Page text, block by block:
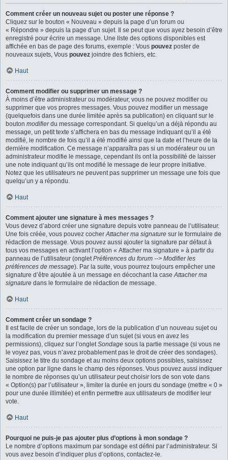
Comment créer un nouveau sujet ou poster une réponse ?
Cliquez sur le bouton « Nouveau » depuis la page d’un forum ou
« Répondre » depuis la page d’un sujet. Il se peut que vous ayez besoin d’être
enregistré pour écrire un message. Une liste des options disponibles est
affichée en bas de page des forums, exemple : Vous pouvez poster de
nouveaux sujets, Vous pouvez joindre des fichiers, etc.
Haut
Comment modifier ou supprimer un message ?
À moins d’être administrateur ou modérateur, vous ne pouvez modifier ou
supprimer que vos propres messages. Vous pouvez modifier un message
(quelquefois dans une durée limitée après sa publication) en cliquant sur le
bouton modifierdu message correspondant. Si quelqu’un a déjà répondu au
message, un petit texte s’affichera en bas du message indiquant qu’il a été
modifié, le nombre de fois qu’il a été modifié ainsi que la date et l’heure de la
dernière modification. Ce message n’apparaîtra pas si un modérateur ou un
administrateur modifie le message, cependant ils ont la possibilité de laisser
une note indiquant qu’ils ont modifié le message de leur propre initiative.
Notez que les utilisateurs ne peuvent pas supprimer un message une fois que
quelqu’un y a répondu.
Haut
Comment ajouter une signature à mes messages ?
Vous devez d’abord créer une signature depuis votre panneau de l’utilisateur.
Une fois créée, vous pouvez cocherAttacher ma signature sur le formulaire de
rédaction de message. Vous pouvez aussi ajouter la signature par défaut à
tous vos messages en activant l’option « Attacher ma signature » à partir du
panneau de l’utilisateur (ongletPréférences du forum --> Modifier les
préférences de message). Par la suite, vous pourrez toujours empêcher une
signature d’être ajoutée à un message en décochant la caseAttacher ma
signature dans le formulaire de rédaction de message.
Haut
Comment créer un sondage ?
Il est facile de créer un sondage, lors de la publication d’un nouveau sujet ou
la modification du premier message d’un sujet (si vous en avez les
permissions), cliquez sur l’ongletSondage sous la partie message (si vous ne
le voyez pas, vous n’avez probablement pas le droit de créer des sondages).
Saisissez le titre du sondage et au moins deux options possibles, saisissez
une option par ligne dans le champ des réponses. Vous pouvez aussi indiquer
le nombre de réponses qu’un utilisateur peut choisir lors de son vote dans
« Option(s) par l’utilisateur », limiter la durée en jours du sondage (mettre « 0 »
pour une durée illimitée) et enfin permettre aux utilisateurs de modifier leur
vote.
Haut
Pourquoi ne puis-je pas ajouter plus d’options à mon sondage ?
Le nombre d’options maximum par sondage est défini par l’administrateur. Si
vous avez besoin d’indiquer plus d’options, contactez-le.